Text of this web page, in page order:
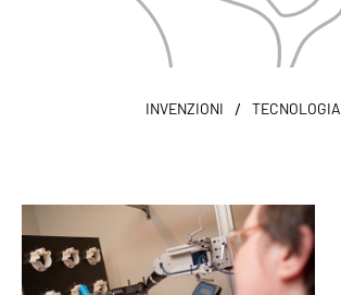
INVENZIONI / TECNOLOGIA